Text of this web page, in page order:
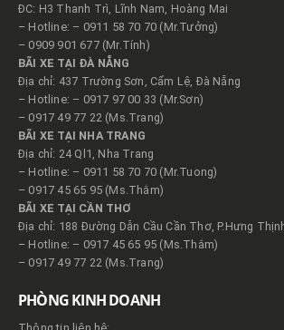
ĐC: H3 Thanh Trì, Lĩnh Nam, Hoàng Mai
– Hotline: – 0911 58 70 70 (Mr.Tưởng)
– 0909 901 677 (Mr.Tính)
BÃI XE TẠI ĐÀ NẴNG
Địa chỉ: 437 Trường Sơn, Cẩm Lệ, Đà Nẵng
– Hotline: – 0917 97 00 33 (Mr.Sơn)
– 0917 49 77 22 (Ms.Trang)
BÃI XE TẠI NHA TRANG
Địa chỉ: 24 Ql1, Nha Trang
– Hotline: – 0911 58 70 70 (Mr.Tuong)
– 0917 45 65 95 (Ms.Thắm)
BÃI XE TẠI CẦN THƠ
Địa chỉ: 188 Đường Dẫn Cầu Cần Thơ, P.Hưng
– Hotline: – 0917 45 65 95 (Ms.Thắm)
– 0917 49 77 22 (Ms.Trang)
PHÒNG KINH DOANH